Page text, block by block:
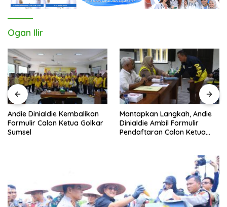
Ogan Ilir
Andie Dinialdie Kembalikan
Formulir Calon Ketua Golkar
Sumsel
Mantapkan Langkah, Andie
Dinialdie Ambil Formulir
Pendaftaran Calon Ketua